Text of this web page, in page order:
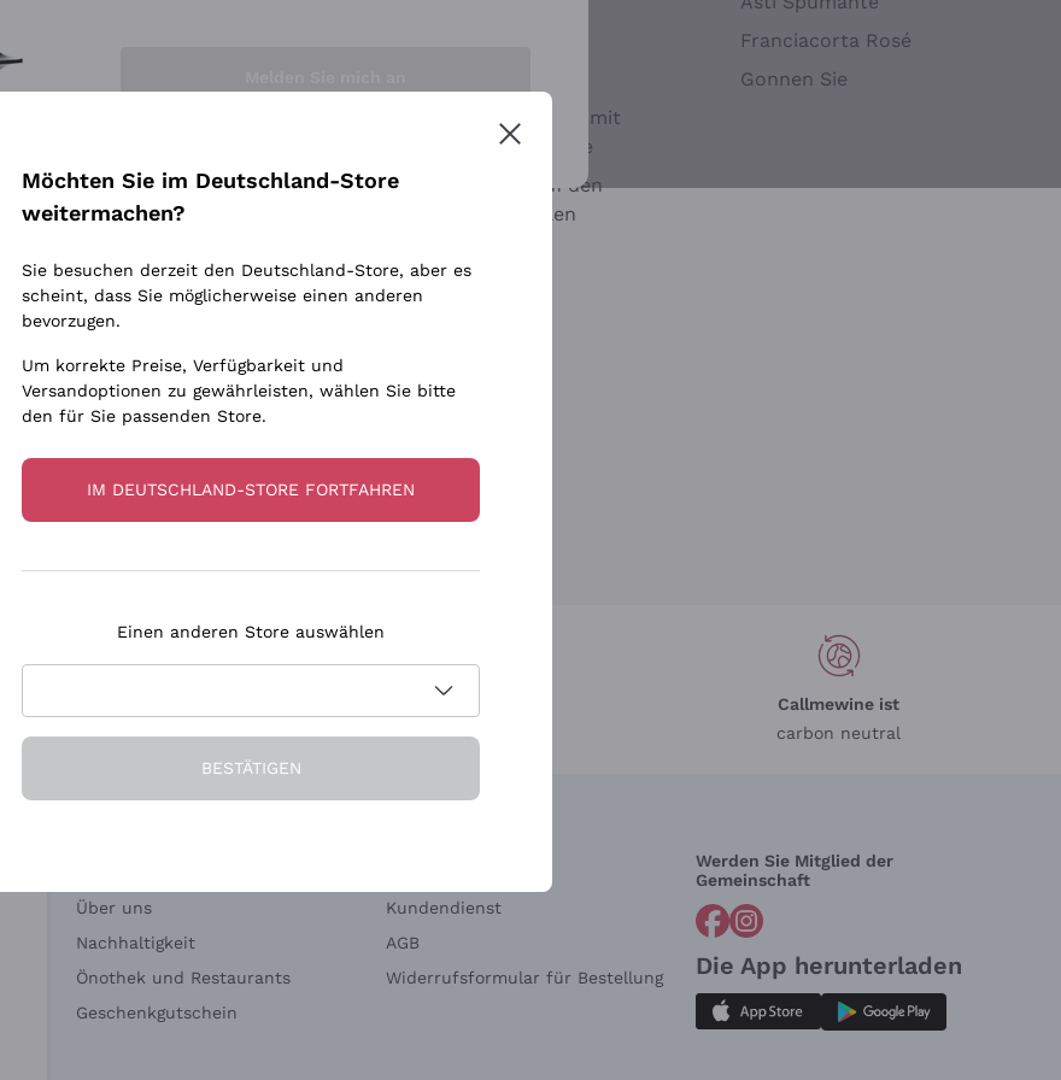
Ca' dei Frati
Biondi Santi
Quintarelli Giuseppe
Rinaldi Giuseppe
Egly Ouriet
Jacquesson
Agrapart
Ohne Sulfit oder mit
minimalen Sulfite
Maischung auf den
Traubenschalen
Franciacorta Rosé
Gonnen Sie
in Deutschland
in 3 Raten
Callmewine ist
carbon neutral
Über uns
Nachhaltigkeit
Önothek und Restaurants
Geschenkgutschein
Kundendienst
AGB
Widerrufsformular für Bestellung
Werden Sie Mitglied der
Gemeinschaft
Die App herunterladen
Möchten Sie im Deutschland-Store
weitermachen?
Sie besuchen derzeit den Deutschland-Store, aber es
scheint, dass Sie möglicherweise einen anderen
bevorzugen.
Um korrekte Preise, Verfügbarkeit und
Versandoptionen zu gewährleisten, wählen Sie bitte
den für Sie passenden Store.
IM DEUTSCHLAND-STORE FORTFAHREN
Einen anderen Store auswählen
BESTÄTIGEN